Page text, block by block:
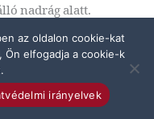
nadrág alatt.
belőle a levegő.
az oldalon cookie-kat
Ön elfogadja a cookie-k
irányelvek